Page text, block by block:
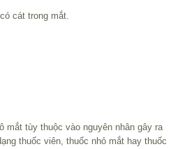
cát trong mắt.
mắt tùy thuộc vào nguyên nhân gây ra
thuốc viên, thuốc nhỏ mắt hay thuốc